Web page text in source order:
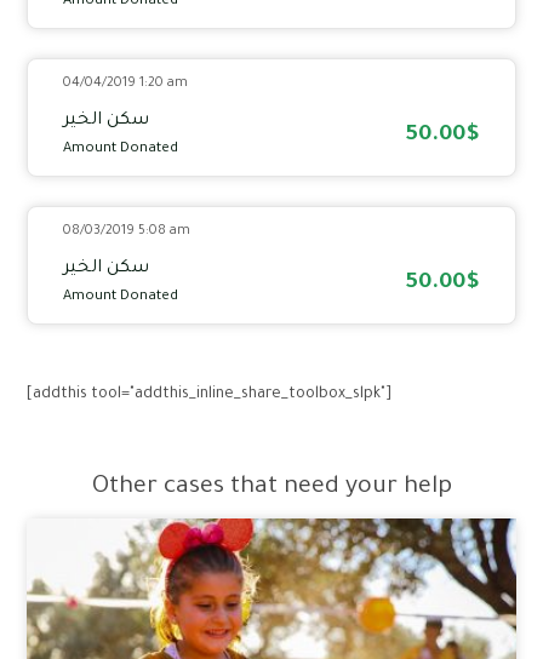
04/04/2019 1:20 am
سكن الخير
Amount Donated
50.00$
08/03/2019 5:08 am
سكن الخير
Amount Donated
50.00$
[addthis tool="addthis_inline_share_toolbox_slpk"]
Other cases that need your help